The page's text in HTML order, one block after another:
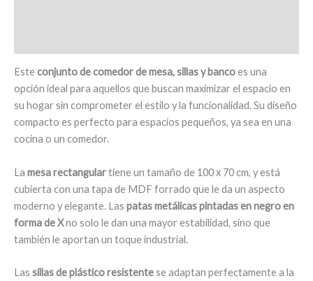
forma
X
-
Vigone
cantidad
Esteconjunto de comedor de mesa, sillas y bancoes una
opción ideal para aquellos que buscan maximizar el espacio en
su hogar sin comprometer el estilo y la funcionalidad. Su diseño
compacto es perfecto para espacios pequeños, ya sea en una
cocina o un comedor.
La mesa rectangulartiene un tamaño de 100 x 70 cm, y está
cubierta con una tapa de MDF forrado que le da un aspecto
moderno y elegante. Las patas metálicas pintadas en negro en
forma de Xno solo le dan una mayor estabilidad, sino que
también le aportan un toque industrial.
Las sillas de plásticoresistentese adaptan perfectamente a la